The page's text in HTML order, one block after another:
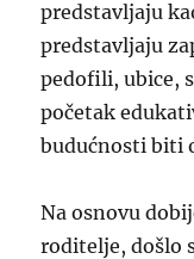
predstavljaju
predstavljaju
pedofili, ubice,
početak
budućnosti biti
Na osnovu
roditelje, došlo